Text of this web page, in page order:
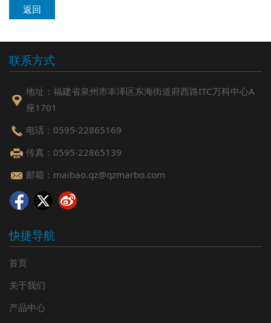
返回
联系方式
地址：福建省泉州市丰泽区东海街道府西路ITC万科中心A
座1701
电话：0595-22865169
传真：0595-22865139
邮箱：maibao.qz@qzmarbo.com
快捷导航
首页
关于我们
产品中心